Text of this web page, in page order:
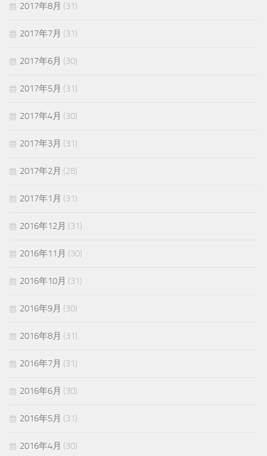
2017年8月 (31)
2017年7月 (31)
2017年6月 (30)
2017年5月 (31)
2017年4月 (30)
2017年3月 (31)
2017年2月 (28)
2017年1月 (31)
2016年12月 (31)
2016年11月 (30)
2016年10月 (31)
2016年9月 (30)
2016年8月 (31)
2016年7月 (31)
2016年6月 (30)
2016年5月 (31)
2016年4月 (30)